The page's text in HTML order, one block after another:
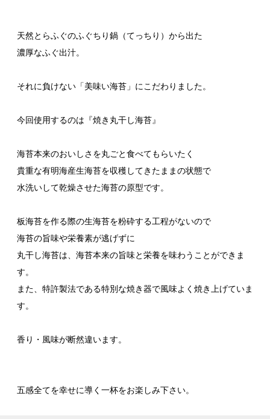
天然とらふぐのふぐちり鍋（てっちり）から出た
濃厚なふぐ出汁。
それに負けない「美味い海苔」にこだわりました。
今回使用するのは『焼き丸干し海苔』
海苔本来のおいしさを丸ごと食べてもらいたく
貴重な有明海産生海苔を収穫してきたままの状態で
水洗いして乾燥させた海苔の原型です。
板海苔を作る際の生海苔を粉砕する工程がないので
海苔の旨味や栄養素が逃げずに
丸干し海苔は、海苔本来の旨味と栄養を味わうことができま
す。
また、特許製法である特別な焼き器で風味よく焼き上げていま
す。
香り・風味が断然違います。
五感全てを幸せに導く一杯をお楽しみ下さい。